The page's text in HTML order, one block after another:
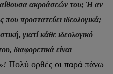
ακροάσεών του; Ή αν
που προστατεύει ιδεολογικά;
γιατί κάθε ιδεολογικό
διαφορετικά είναι
Πολύ ορθές οι παρά πάνω